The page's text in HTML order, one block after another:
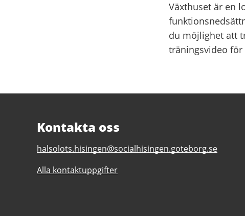
Växthuset är en
du möjlighet att
träningsvideo
Kontakta oss
E-
till
halsolots.hisingen@socialhisingen.goteborg.se
Alla kontaktuppgifter